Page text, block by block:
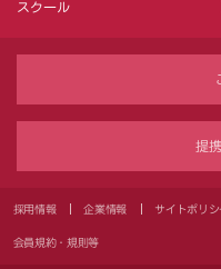
スクール
提
採用情報 企業情報 サイトポリシ
会員規約・規則等